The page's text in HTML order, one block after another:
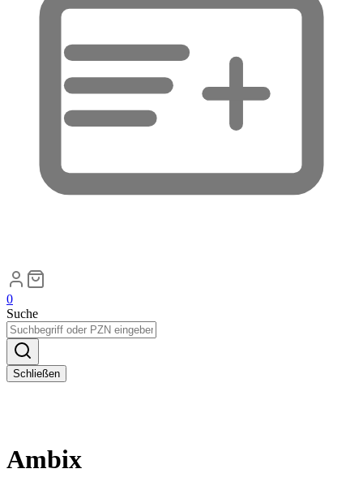
0
Suche
Schließen
Ambix